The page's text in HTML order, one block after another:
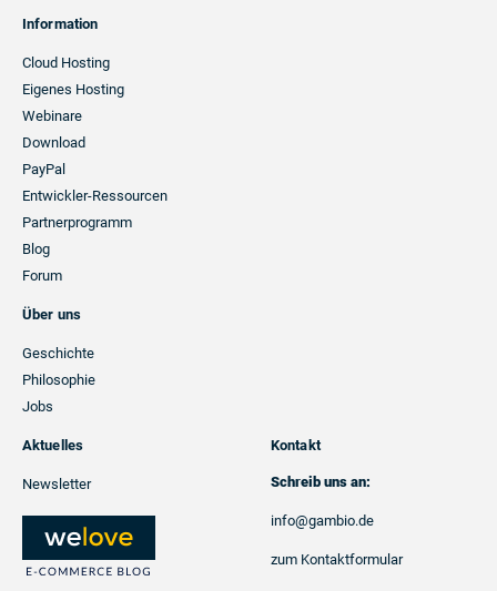
Information
Cloud Hosting
Eigenes Hosting
Webinare
Download
PayPal
Entwickler-Ressourcen
Partnerprogramm
Blog
Forum
Über uns
Geschichte
Philosophie
Jobs
Aktuelles
Newsletter
Kontakt
Schreib uns an:
info@gambio.de
zum Kontaktformular